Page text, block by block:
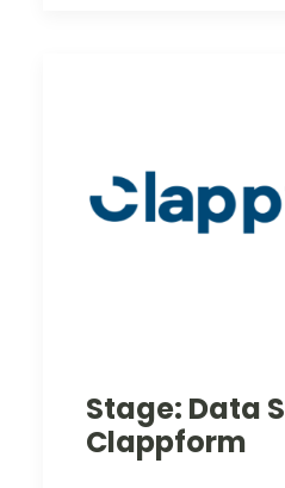
Stage: Data
Clappform